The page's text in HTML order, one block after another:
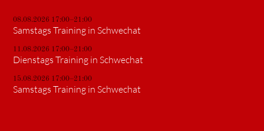
08.08.2026 17:00–21:00
Samstags Training in Schwechat
11.08.2026 17:00–21:00
Dienstags Training in Schwechat
15.08.2026 17:00–21:00
Samstags Training in Schwechat